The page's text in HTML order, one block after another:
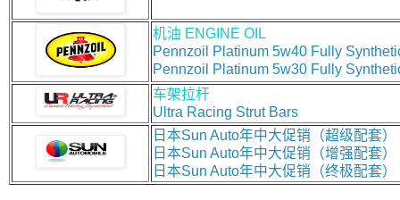
机油 ENGINE OIL
Pennzoil Platinum 5w40 Fully
Pennzoil Platinum 5w30 Fully
车架拉杆
Ultra Racing Strut Bars
日本Sun Auto年中大促销（超级配套）
日本Sun Auto年中大促销（增强配套）
日本Sun Auto年中大促销（终极配套）